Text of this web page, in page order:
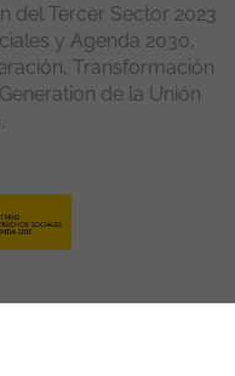
del Tercer Sector 2023
y Agenda 2030,
Transformación
de la Unión